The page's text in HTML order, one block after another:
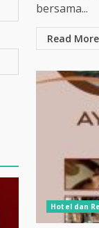
bersama...
Read More
Hotel dan